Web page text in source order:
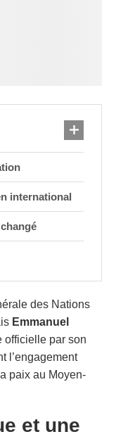
international
des Nations
Emmanuel
officielle par son
l’engagement
paix au Moyen-
et une